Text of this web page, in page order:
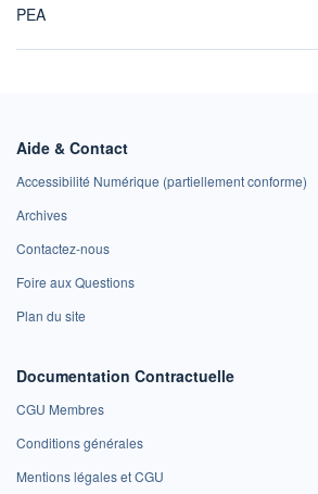
PEA
Aide & Contact
Accessibilité Numérique (partiellement conforme)
Archives
Contactez-nous
Foire aux Questions
Plan du site
Documentation Contractuelle
CGU Membres
Conditions générales
Mentions légales et CGU